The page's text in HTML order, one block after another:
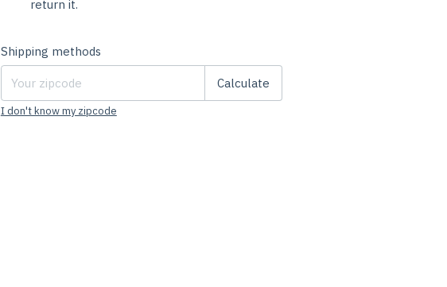
return it.
Shipping for zipcode:
Shipping methods
Calculate
I don't know my zipcode